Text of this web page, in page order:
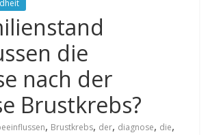
die
nach der
Brustkrebs?
, Brustkrebs, der, diagnose, die,